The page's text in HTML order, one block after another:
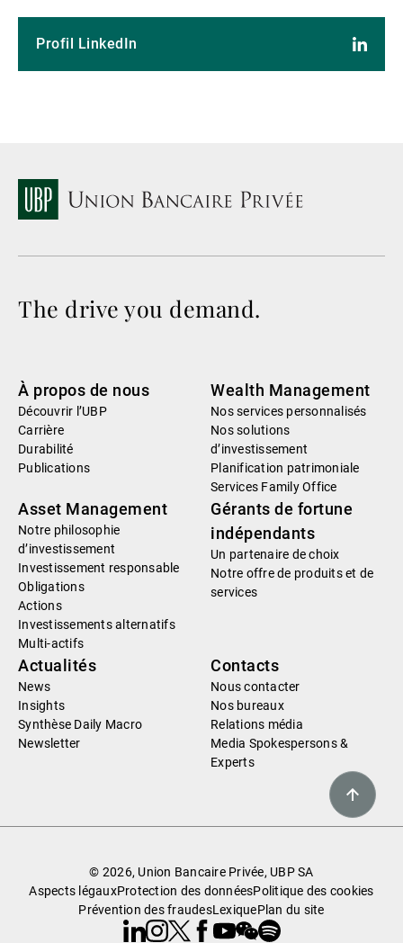
Profil LinkedIn
The drive you demand.
À propos de nous
Découvrir l’UBP
Carrière
Durabilité
Publications
Wealth Management
Nos services personnalisés
Nos solutions
d’investissement
Planification patrimoniale
Services Family Office
Asset Management
Notre philosophie
d’investissement
Investissement responsable
Obligations
Actions
Investissements alternatifs
Multi-actifs
Gérants de fortune
indépendants
Un partenaire de choix
Notre offre de produits et de
services
Actualités
News
Insights
Synthèse Daily Macro
Newsletter
Contacts
Nous contacter
Nos bureaux
Relations média
Media Spokespersons &
Experts
© 2026, Union Bancaire Privée, UBP SA
Aspects légauxProtection des donnéesPolitique des cookies
Prévention des fraudesLexiquePlan du site
Linkedin
Instagram
X Facebook
Youtube
WeChat
Spotify